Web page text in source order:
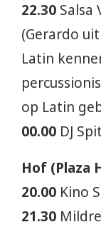
22.30 Salsa
(Gerardo
Latin
op Latin
00.00 DJ
Hof (Plaza
20.00 Kino
21.30